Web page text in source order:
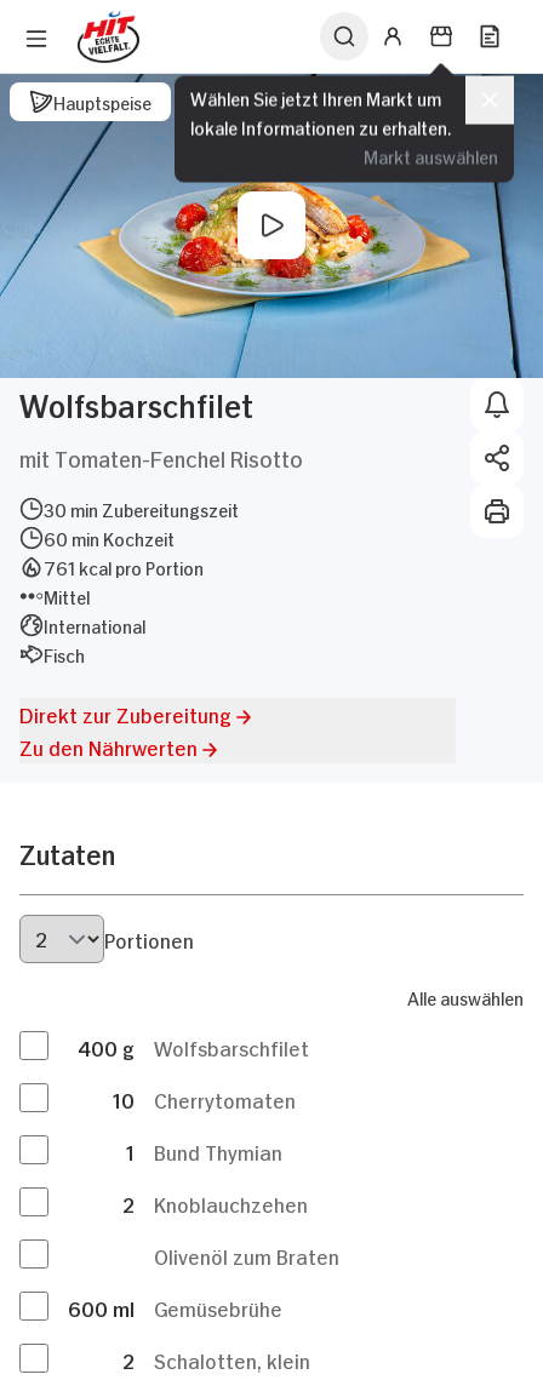
Wählen Sie jetzt Ihren Markt um
lokale Informationen zu erhalten.
Markt auswählen
Hauptspeise
Wolfsbarschfilet
mit Tomaten-Fenchel Risotto
30 min Zubereitungszeit
60 min Kochzeit
761 kcal pro Portion
Mittel
International
Fisch
Direkt zur Zubereitung
Zu den Nährwerten
Zutaten
Portionen
Alle auswählen
400 g
Wolfsbarschfilet
10
Cherrytomaten
1
Bund Thymian
2
Knoblauchzehen
Olivenöl zum Braten
600 ml
Gemüsebrühe
2
Schalotten, klein